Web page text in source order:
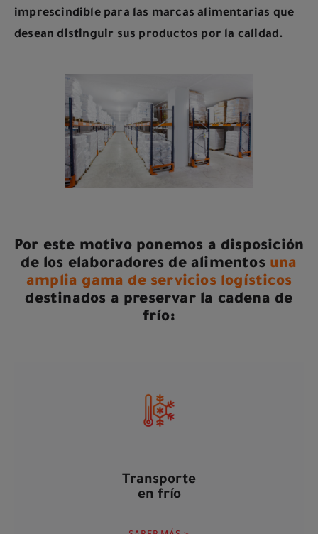
imprescindible para las marcas alimentarias que
desean distinguir sus productos por la calidad.
Por este motivo ponemos a disposición
de los elaboradores de alimentos una
amplia gama de servicios logísticos
destinados a preservar la cadena de
frío:
Transporte
en frío